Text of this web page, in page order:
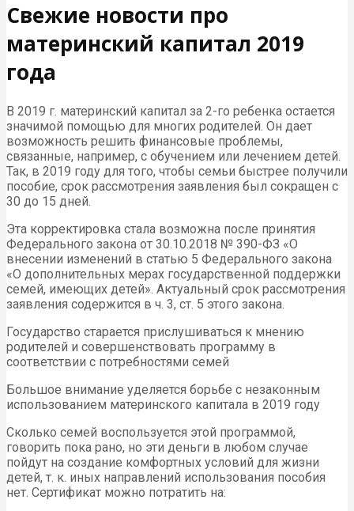
Свежие новости про
материнский капитал 2019
года
В 2019 г. материнский капитал за 2-го ребенка остается
значимой помощью для многих родителей. Он дает
возможность решить финансовые проблемы,
связанные, например, с обучением или лечением детей.
Так, в 2019 году для того, чтобы семьи быстрее получили
пособие, срок рассмотрения заявления был сокращен с
30 до 15 дней.
Эта корректировка стала возможна после принятия
Федерального закона от 30.10.2018 № 390-ФЗ «О
внесении изменений в статью 5 Федерального закона
«О дополнительных мерах государственной поддержки
семей, имеющих детей». Актуальный срок рассмотрения
заявления содержится в ч. 3, ст. 5 этого закона.
Государство старается прислушиваться к мнению
родителей и совершенствовать программу в
соответствии с потребностями семей
Большое внимание уделяется борьбе с незаконным
использованием материнского капитала в 2019 году
Сколько семей воспользуется этой программой,
говорить пока рано, но эти деньги в любом случае
пойдут на создание комфортных условий для жизни
детей, т. к. иных направлений использования пособия
нет. Сертификат можно потратить на: